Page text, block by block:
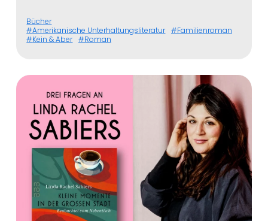
Bücher
Amerikanische Unterhaltungsliteratur
Familienroman
Kein & Aber
Roman